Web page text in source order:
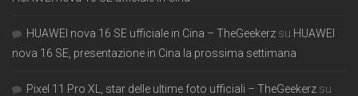
HUAWEI nova 16 SE ufficiale in Cina – TheGeekerz su HUAWEI
nova 16 SE, presentazione in Cina la prossima settimana
Pixel 11 Pro XL, star delle ultime foto ufficiali – TheGeekerz su